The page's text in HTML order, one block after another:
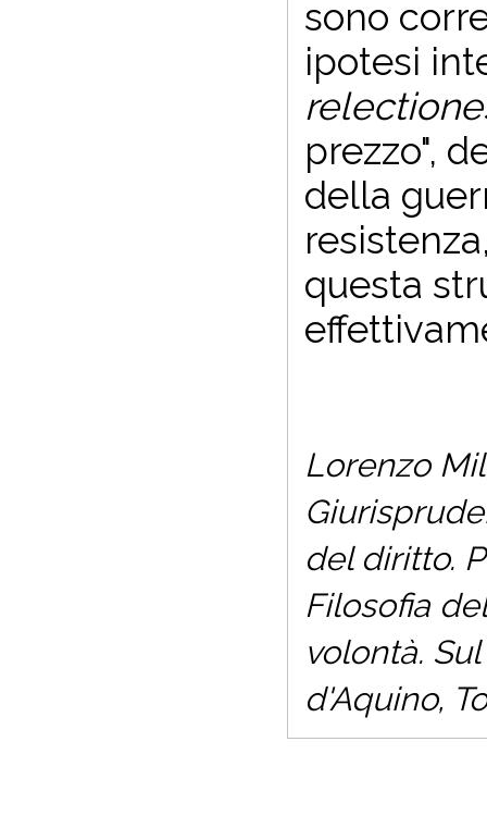
sono
ipotesi
prezzo",
della
questa
Lorenzo
del diritto.
Filosofia
volontà.
d'Aquino,